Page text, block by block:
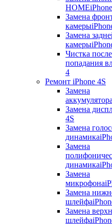
HOME
Замена
камеры
Замена
камеры
Чистка после
попадания
4
Ремонт iPhone 4S
Замена
аккумулятора
Замена
4S
Замена
динамика
Замена
динамика
Замена
микрофона
Замена
шлейфа
Замена
шлейфа